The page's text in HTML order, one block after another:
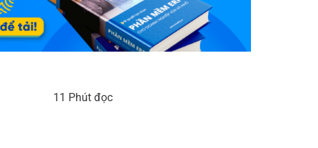
11 Phút đọc